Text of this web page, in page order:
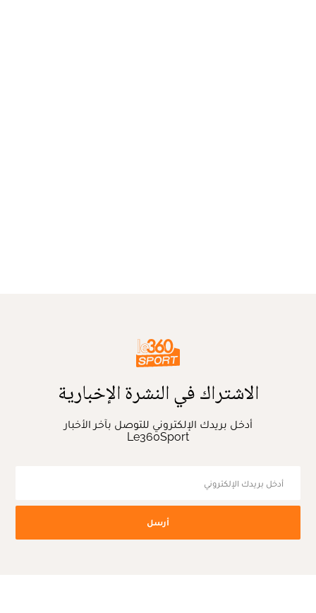
الاشتراك في النشرة الإخبارية
أدخل بريدك الإلكتروني للتوصل بآخر الأخبار
Le360Sport
أرسل